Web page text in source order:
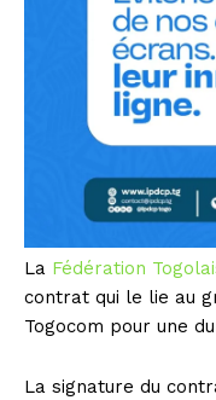
La Fédération
contrat qui le lie au
Togocom pour une
La signature du